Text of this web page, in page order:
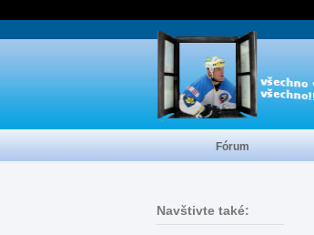
Navštivte také:
Fórum